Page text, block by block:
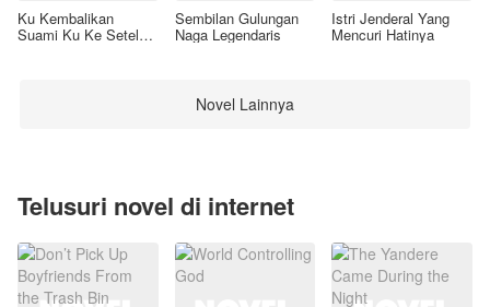
Ku Kembalikan
Suami Ku Ke Setelan
Sembilan Gulungan
Naga Legendaris
Istri Jenderal Yang
Mencuri Hatinya
Novel Lainnya
Telusuri novel di internet